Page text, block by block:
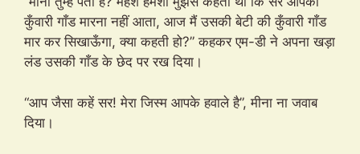
कुँवारी गाँड मारना नहीं आता, आज मैं उसकी बेटी की कुँवारी गाँड
मार कर सिखाऊँगा, क्या कहती हो?” कहकर एम-डी ने अपना खड़ा
लंड उसकी गाँड के छेद पर रख दिया।
“आप जैसा कहें सर! मेरा जिस्म आपके हवाले है”, मीना ना जवाब
दिया।